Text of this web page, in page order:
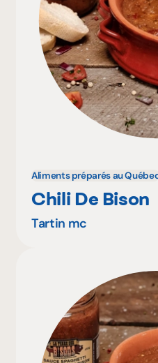
Aliments préparés au
Chili De Bison
Tartin mc